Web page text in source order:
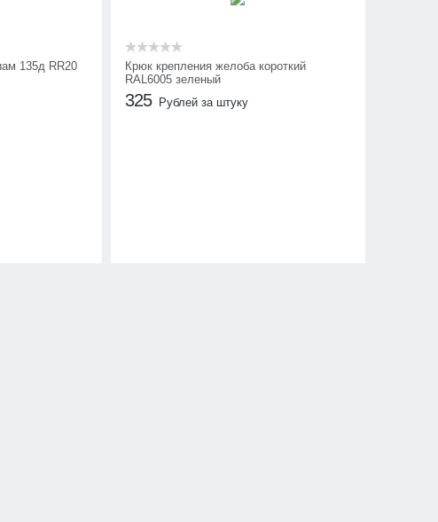
135д RR20
Крюк крепления желоба короткий
RAL6005 зеленый
325 Рублей за штуку